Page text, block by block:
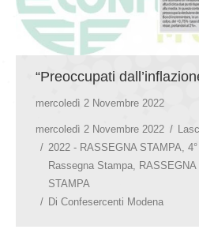
“Preoccupati
mercoledì 2 Novembre 2022
mercoledì 2 Novembre 2022
2022 - RASSEGNA STAMPA,
Rassegna Stampa,
STAMPA
Di Confesercenti Modena